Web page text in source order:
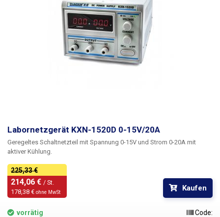
ist es ideal für die Montage in Racks, in Serviceboxen, an Orten mit
begrenztem Platzangebot und für Anwendungen, bei denen das Netzteil
häufig bewegt werden muss.
Labornetzgerät KXN-1520D 0-15V/20A
Geregeltes Schaltnetzteil mit Spannung 0-15V und Strom 0-20A mit
aktiver Kühlung.
225,33 €
214,06 € / St.
178,38 € ohne MwSt Kaufen
vorrätig
Code: